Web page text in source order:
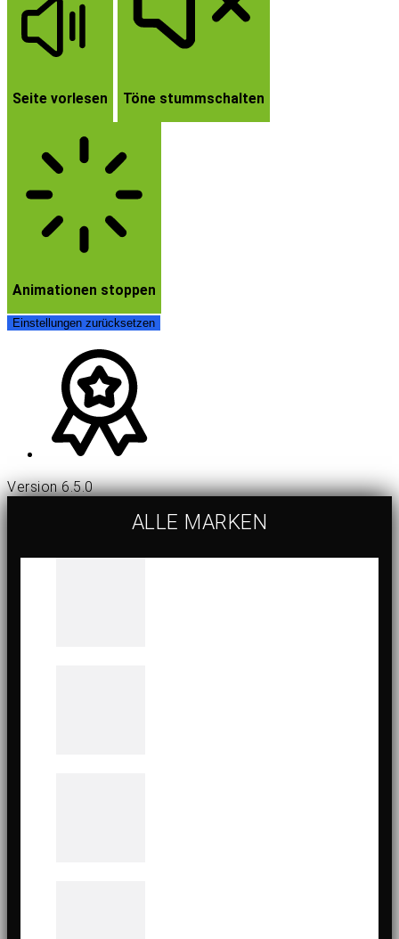
Seite vorlesen Töne stummschalten
Animationen stoppen
Einstellungen zurücksetzen
Version 6.5.0
ALLE MARKEN